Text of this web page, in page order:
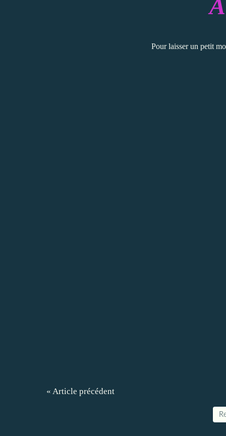
Pour laisser un petit
« Article précédent